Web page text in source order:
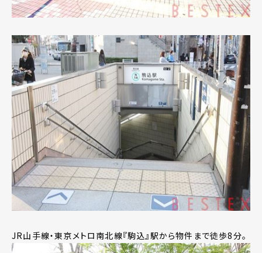
JR山手線・東京メトロ南北線『駒込』駅から物件まで徒歩8分。